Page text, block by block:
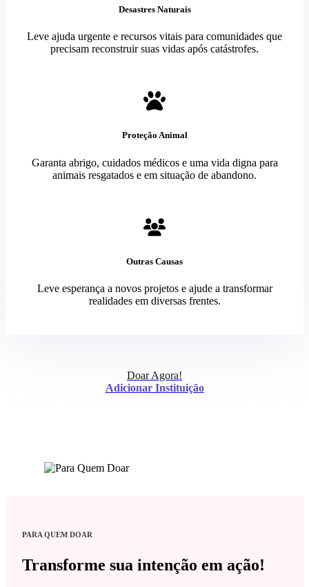
Desastres Naturais
Leve ajuda urgente e recursos vitais para comunidades que
precisam reconstruir suas vidas após catástrofes.
Proteção Animal
Garanta abrigo, cuidados médicos e uma vida digna para
animais resgatados e em situação de abandono.
Outras Causas
Leve esperança a novos projetos e ajude a transformar
realidades em diversas frentes.
Doar Agora!
Adicionar Instituição
PARA QUEM DOAR
Transforme sua intenção em ação!